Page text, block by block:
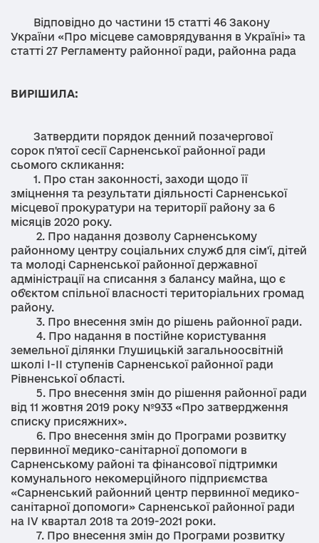
Відповідно до частини 15 статті 46 Закону
України «Про місцеве самоврядування в Україні» та
статті 27 Регламенту районної ради, районна рада
ВИРІШИЛА:
Затвердити порядок денний позачергової
сорок п'ятої сесії Сарненської районної ради
сьомого скликання:
1. Про стан законності, заходи щодо її
зміцнення та результати діяльності Сарненської
місцевої прокуратури на території району за 6
місяців 2020 року.
2. Про надання дозволу Сарненському
районному центру соціальних служб для сім'ї, дітей
та молоді Сарненської районної державної
адміністрації на списання з балансу майна, що є
об'єктом спільної власності територіальних громад
району.
3. Про внесення змін до рішень районної ради.
4. Про надання в постійне користування
земельної ділянки Глушицькій загальноосвітній
школі І-ІІ ступенів Сарненської районної ради
Рівненської області.
5. Про внесення змін до рішення районної ради
від 11 жовтня 2019 року №933 «Про затвердження
списку присяжних».
6. Про внесення змін до Програми розвитку
первинної медико-санітарної допомоги в
Сарненському районі та фінансової підтримки
комунального некомерційного підприємства
«Сарненський районний центр первинної медико-
санітарної допомоги» Сарненської районної ради
на IV квартал 2018 та 2019-2021 роки.
7. Про внесення змін до Програми розвитку